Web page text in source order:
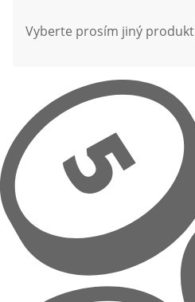
Vyberte prosím jiný produkt